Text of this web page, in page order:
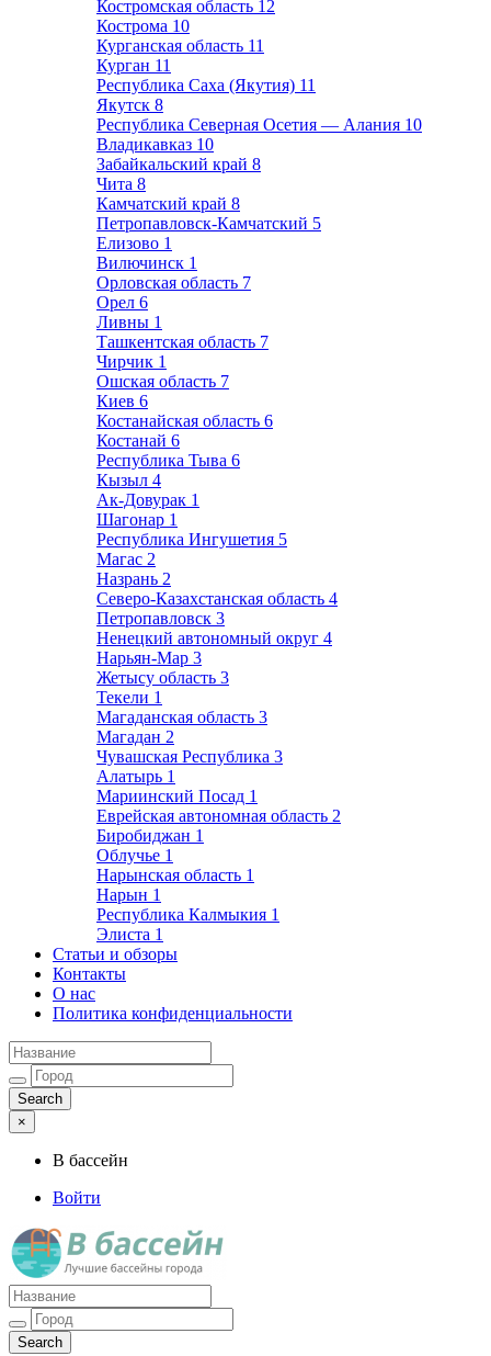
Костромская область 12
Кострома 10
Курганская область 11
Курган 11
Республика Саха (Якутия) 11
Якутск 8
Республика Северная Осетия — Алания 10
Владикавказ 10
Забайкальский край 8
Чита 8
Камчатский край 8
Петропавловск-Камчатский 5
Елизово 1
Вилючинск 1
Орловская область 7
Орел 6
Ливны 1
Ташкентская область 7
Чирчик 1
Ошская область 7
Киев 6
Костанайская область 6
Костанай 6
Республика Тыва 6
Кызыл 4
Ак-Довурак 1
Шагонар 1
Республика Ингушетия 5
Магас 2
Назрань 2
Северо-Казахстанская область 4
Петропавловск 3
Ненецкий автономный округ 4
Нарьян-Мар 3
Жетысу область 3
Текели 1
Магаданская область 3
Магадан 2
Чувашская Республика 3
Алатырь 1
Мариинский Посад 1
Еврейская автономная область 2
Биробиджан 1
Облучье 1
Нарынская область 1
Нарын 1
Республика Калмыкия 1
Элиста 1
Статьи и обзоры
Контакты
О нас
Политика конфиденциальности
×
В бассейн
Войти
Лучшие бассейны города